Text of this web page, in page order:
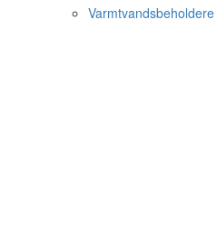
Varmtvandsbeholdere